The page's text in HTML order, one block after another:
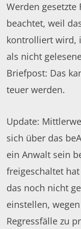
Werden
beachtet, weil
kontrolliert wird,
als nicht
Briefpost: Das
teuer werden.
Update:
sich über das
ein Anwalt sein
freigeschaltet
das noch nicht
einstellen,
Regressfälle zu